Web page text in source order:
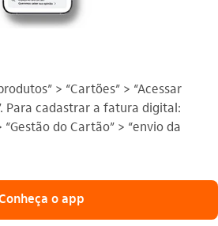
> “Cartões” > “Acessar
Para cadastrar a fatura digital:
“Gestão do Cartão” > “envio da
o app